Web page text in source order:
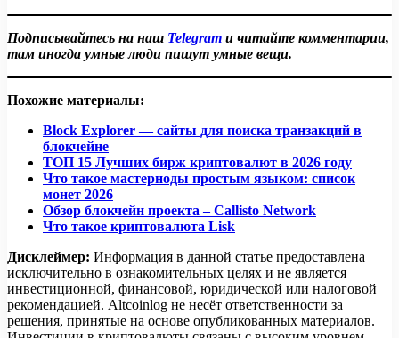
Подписывайтесь на наш Telegram и читайте комментарии,
там иногда умные люди пишут умные вещи.
Похожие материалы:
Block Explorer — сайты для поиска транзакций в
блокчейне
ТОП 15 Лучших бирж криптовалют в 2026 году
Что такое мастерноды простым языком: список
монет 2026
Обзор блокчейн проекта – Callisto Network
Что такое криптовалюта Lisk
Дисклеймер: Информация в данной статье предоставлена
исключительно в ознакомительных целях и не является
инвестиционной, финансовой, юридической или налоговой
рекомендацией. Altcoinlog не несёт ответственности за
решения, принятые на основе опубликованных материалов.